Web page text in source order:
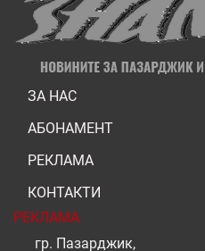
ЗА НАС
АБОНАМЕНТ
РЕКЛАМА
КОНТАКТИ
РЕКЛАМА
гр. Пазарджик,